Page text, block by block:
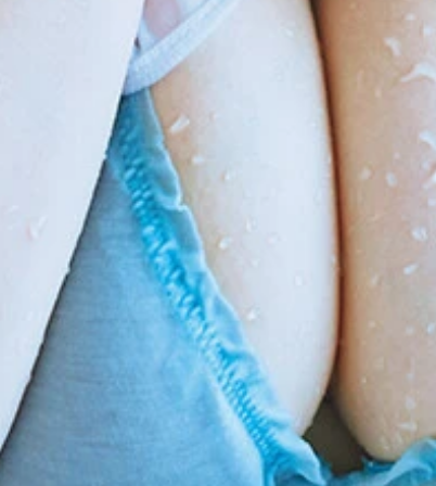
好きに決まってる』 (C)岡本武志／週刊プレイボーイ
まってる』 撮影／岡本武志 価格／1100円（税込）